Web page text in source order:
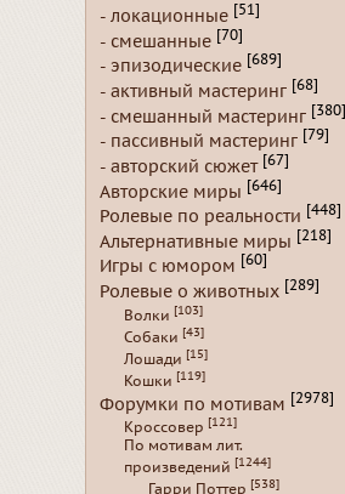
- локационные [51]
- смешанные [70]
- эпизодические [689]
- активный мастеринг [68]
- смешанный мастеринг [380]
- пассивный мастеринг [79]
- авторский сюжет [67]
Авторские миры [646]
Ролевые по реальности [448]
Альтернативные миры [218]
Игры с юмором [60]
Ролевые о животных [289]
Волки [103]
Собаки [43]
Лошади [15]
Кошки [119]
Форумки по мотивам [2978]
Кроссовер [121]
По мотивам лит.
произведений [1244]
Гарри Поттер [538]